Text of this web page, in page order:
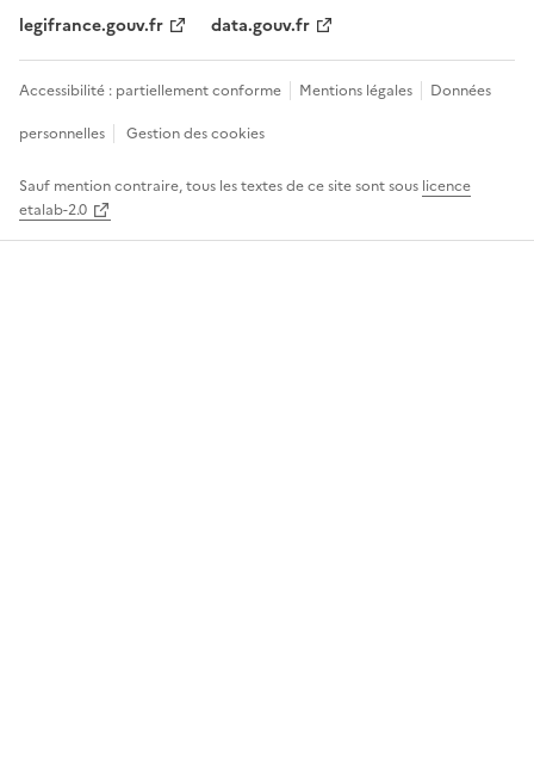
legifrance.gouv.fr
data.gouv.fr
Accessibilité : partiellement conforme Mentions légales
Données
personnelles
Gestion des cookies
Sauf mention contraire, tous les textes de ce site sont sous licence
etalab-2.0